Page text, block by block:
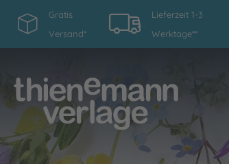
Gratis
Versand*
Lieferzeit 1-3
Werktage**